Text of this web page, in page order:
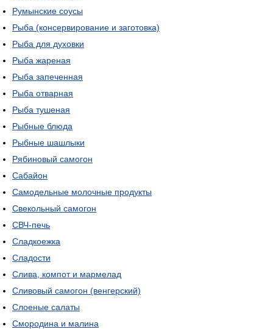
Румынские соусы
Рыба (консервирование и заготовка)
Рыба для духовки
Рыба жареная
Рыба запеченная
Рыба отварная
Рыба тушеная
Рыбные блюда
Рыбные шашлыки
Рябиновый самогон
Сабайон
Самодельные молочные продукты
Свекольный самогон
СВЧ-печь
Сладкоежка
Сладости
Слива, компот и мармелад
Сливовый самогон (венгерский)
Слоеные салаты
Смородина и малина